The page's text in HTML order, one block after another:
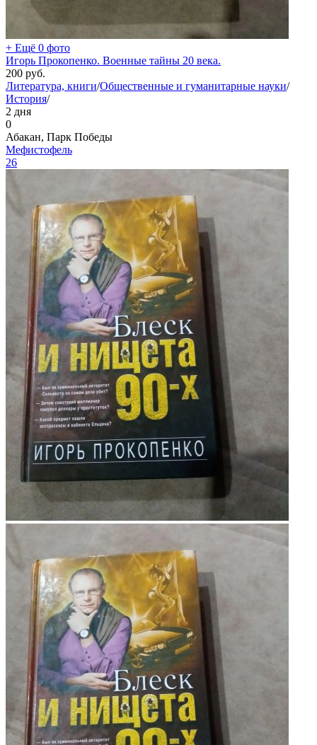
+ Ещё 0 фото
Игорь Прокопенко. Военные тайны 20 века.
200 руб.
Литература, книги/Общественные и гуманитарные науки/
История/
2 дня
0
Абакан, Парк Победы
Мефистофель
26